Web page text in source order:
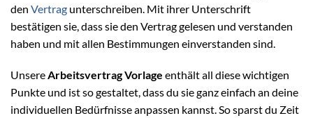
den Vertrag unterschreiben. Mit ihrer Unterschrift
bestätigen sie, dass sie den Vertrag gelesen und verstanden
haben und mit allen Bestimmungen einverstanden sind.
UnsereArbeitsvertrag Vorlage enthält all diese wichtigen
Punkte und ist so gestaltet, dass du sie ganz einfach an deine
individuellen Bedürfnisse anpassen kannst. So sparst du Zeit